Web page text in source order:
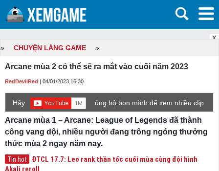
X
» CHUYỆN LÀNG GAME »
Arcane mùa 2 có thể sẽ ra mắt vào cuối năm 2023
RedDevilRed | 04/01/2023 16:30
Hãy
ủng hộ bọn mình để xem nhiều clip
game mới hơn nhé!
Arcane mùa 1 – Arcane: League of Legends đã thành
công vang dội, nhiều người đang trông ngóng thưởng
thức mùa 2 ngay năm nay.
Tin hot
ĐTCL 17.7: Leo rank thần tốc cuối mùa cùng đội hình
Akali reroll